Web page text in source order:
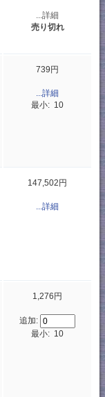
...詳細
売り切れ
739円
...詳細
最小: 10
147,502円
...詳細
1,276円
追加:
最小: 10